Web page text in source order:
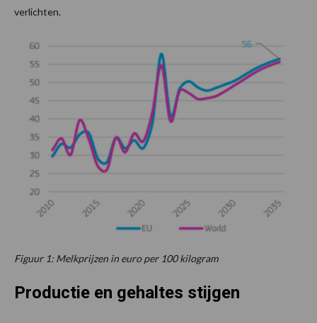
verlichten.
Figuur 1: Melkprijzen in euro per 100 kilogram
Productie en gehaltes stijgen